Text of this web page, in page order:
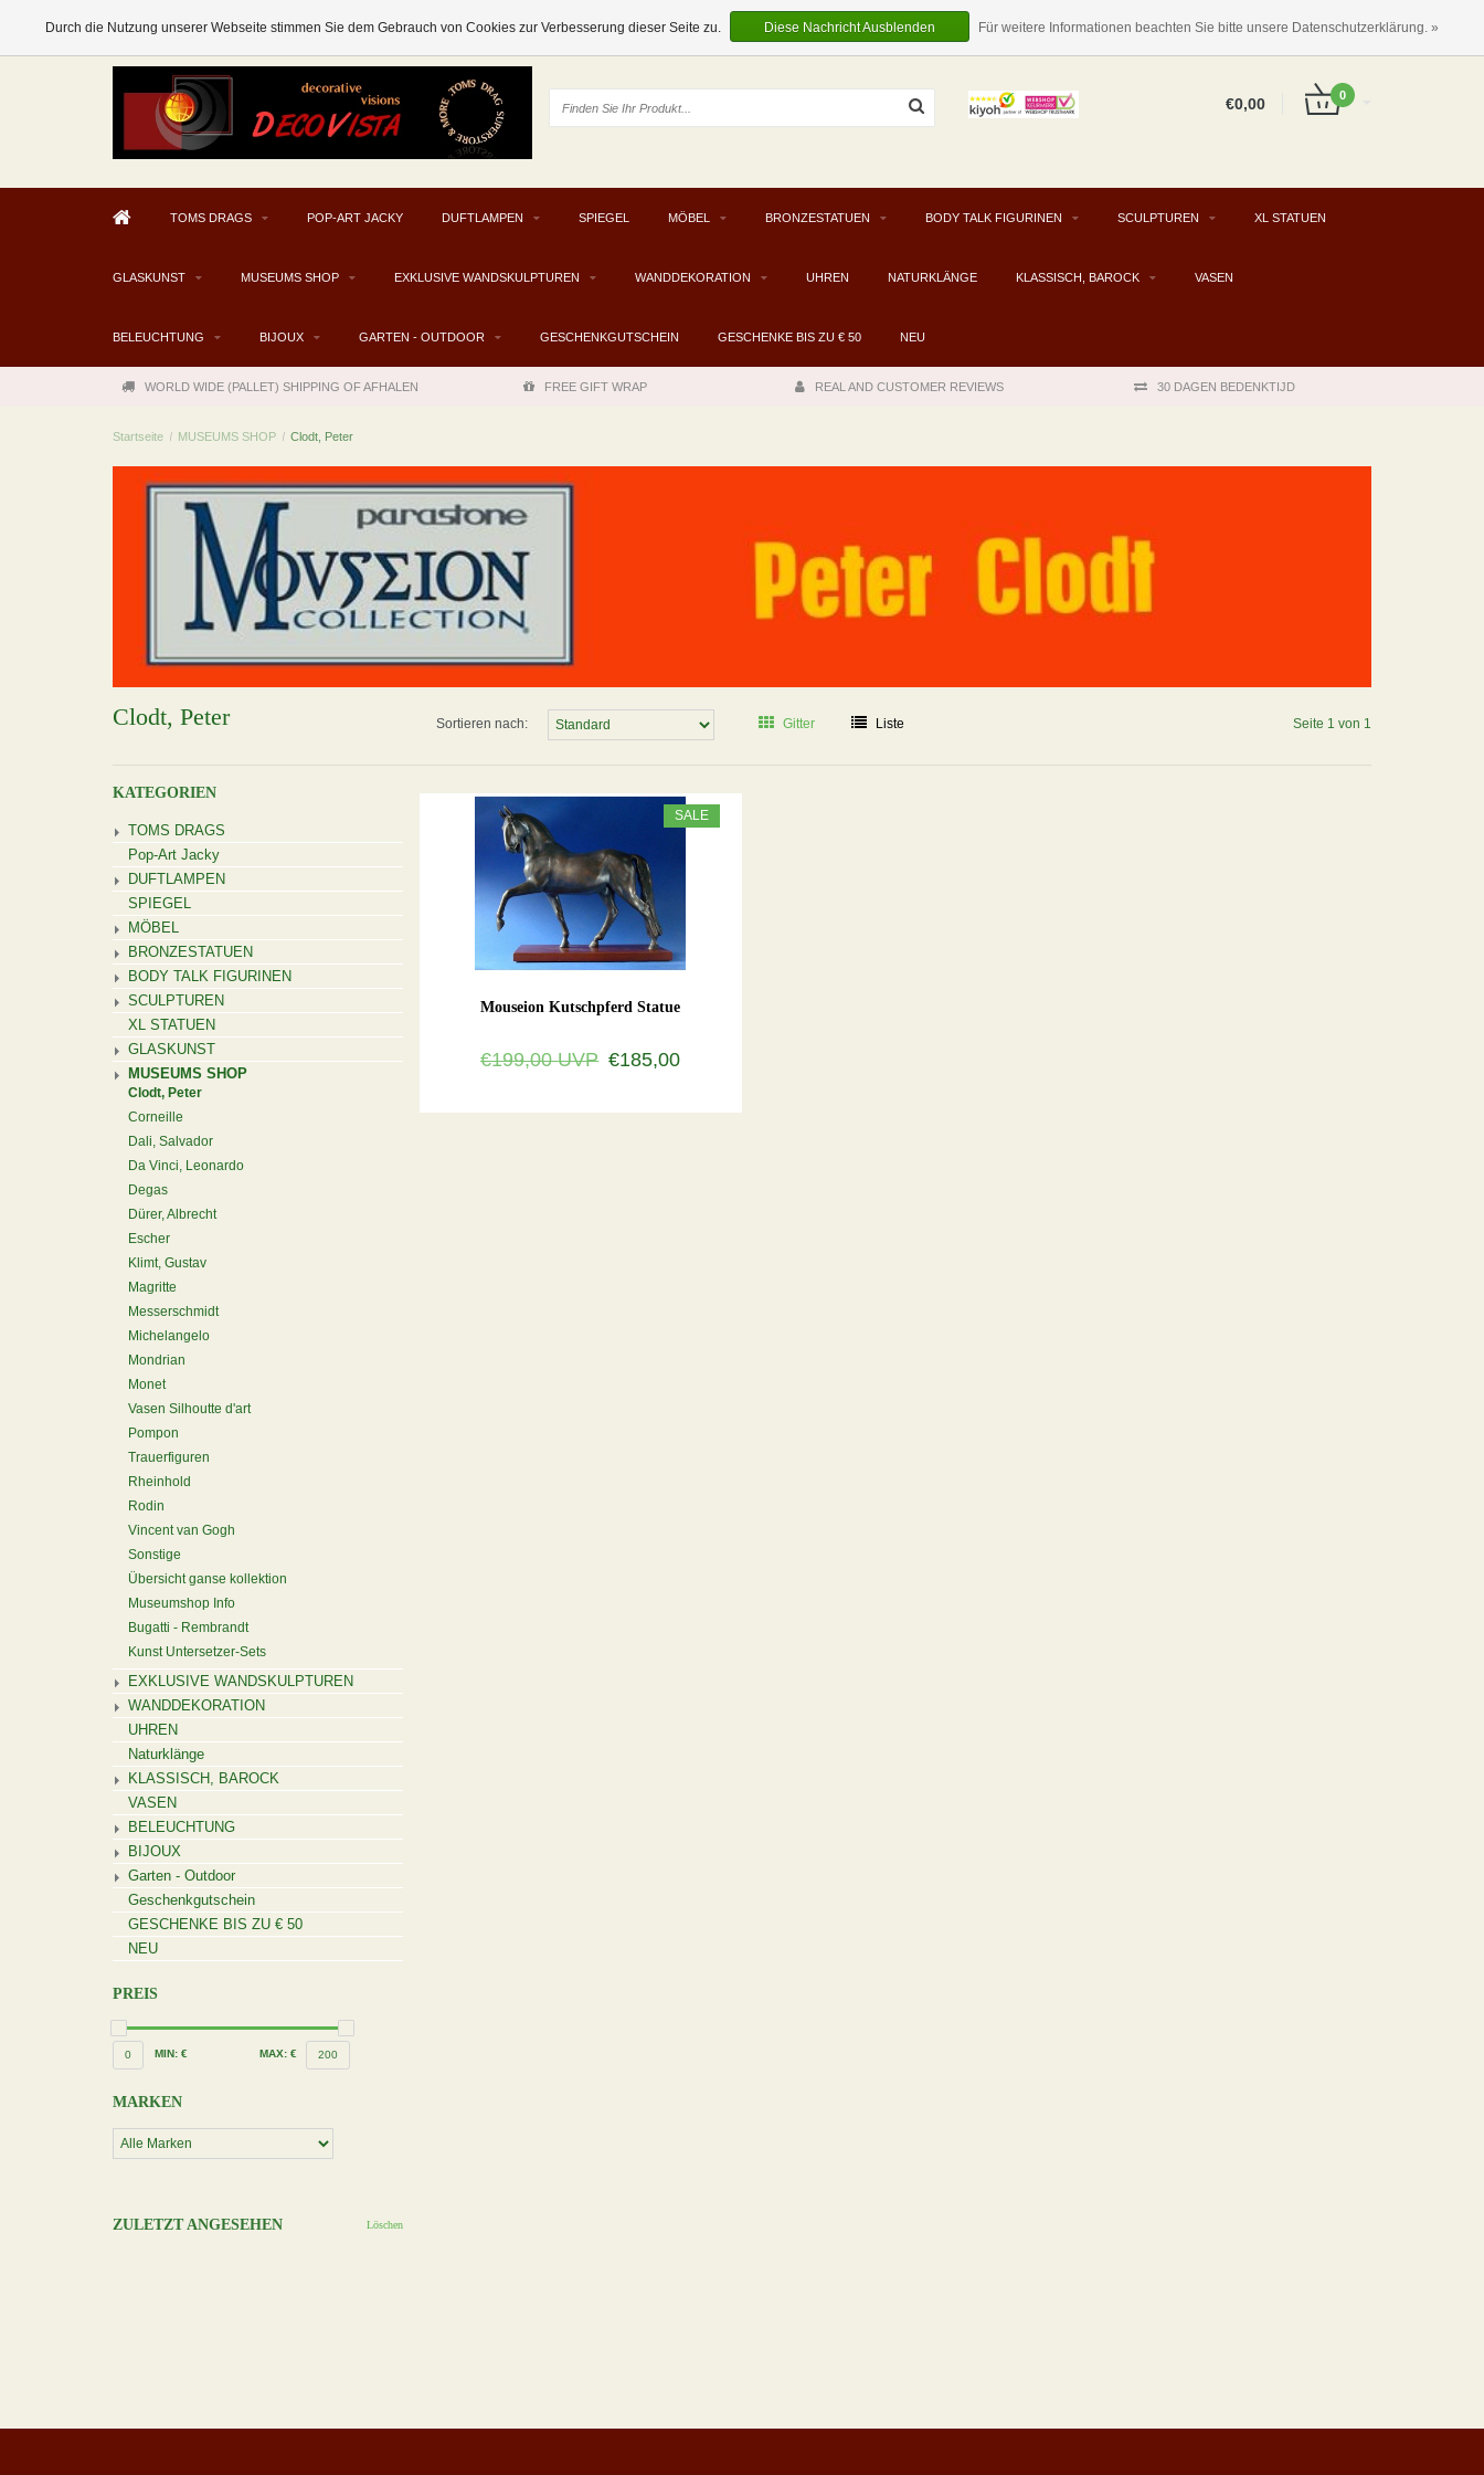
ANMELDEN KUNDENKONTO ANLEGEN
DE
€0,00 0
TOMS DRAGS POP-ART JACKY DUFTLAMPEN SPIEGEL MÖBEL BRONZESTATUEN BODY TALK FIGURINEN SCULPTUREN XL STATUEN
GLASKUNST MUSEUMS SHOP EXKLUSIVE WANDSKULPTUREN WANDDEKORATION UHREN NATURKLÄNGE KLASSISCH, BAROCK VASEN
BELEUCHTUNG BIJOUX GARTEN - OUTDOOR GESCHENKGUTSCHEIN GESCHENKE BIS ZU € 50 NEU
WORLD WIDE (PALLET) SHIPPING OF AFHALEN FREE GIFT WRAP REAL AND CUSTOMER REVIEWS 30 DAGEN BEDENKTIJD
Startseite / MUSEUMS SHOP / Clodt, Peter
Clodt, Peter Sortieren nach: Gitter Liste Seite 1 von 1
KATEGORIEN
TOMS DRAGS
Pop-Art Jacky
DUFTLAMPEN
SPIEGEL
MÖBEL
BRONZESTATUEN
BODY TALK FIGURINEN
SCULPTUREN
XL STATUEN
GLASKUNST
MUSEUMS SHOP
Clodt, Peter
Corneille
Dali, Salvador
Da Vinci, Leonardo
Degas
Dürer, Albrecht
Escher
Klimt, Gustav
Magritte
Messerschmidt
Michelangelo
Mondrian
Monet
Vasen Silhoutte d'art
Pompon
Trauerfiguren
Rheinhold
Rodin
Vincent van Gogh
Sonstige
Übersicht ganse kollektion
Museumshop Info
Bugatti - Rembrandt
Kunst Untersetzer-Sets
EXKLUSIVE WANDSKULPTUREN
WANDDEKORATION
UHREN
Naturklänge
KLASSISCH, BAROCK
VASEN
BELEUCHTUNG
BIJOUX
Garten - Outdoor
Geschenkgutschein
GESCHENKE BIS ZU € 50
NEU
PREIS
0 MIN: € MAX: € 200
MARKEN
ZULETZT ANGESEHEN Löschen
SALE
Mouseion Kutschpferd Statue
€199,00UVP €185,00
Durch die Nutzung unserer Webseite stimmen Sie dem Gebrauch von Cookies zur Verbesserung dieser Seite zu. Diese Nachricht Ausblenden Für weitere Informationen beachten Sie bitte unsere Datenschutzerklärung. »